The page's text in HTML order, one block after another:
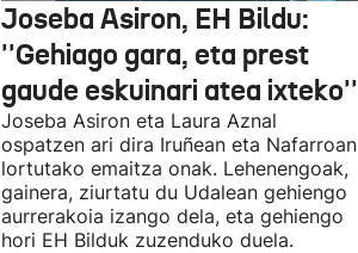
Joseba Asiron, EH Bildu:
''Gehiago gara, eta prest
gaude eskuinari atea ixteko''
Joseba Asiron eta Laura Aznal
ospatzen ari dira Iruñean eta Nafarroan
lortutako emaitza onak. Lehenengoak,
gainera, ziurtatu du Udalean gehiengo
aurrerakoia izango dela, eta gehiengo
hori EH Bilduk zuzenduko duela.